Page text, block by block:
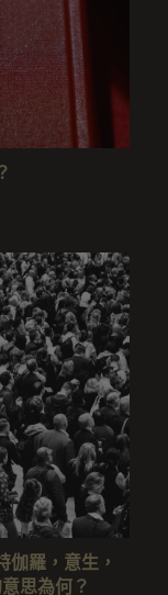
伽羅，意生，
思為何？